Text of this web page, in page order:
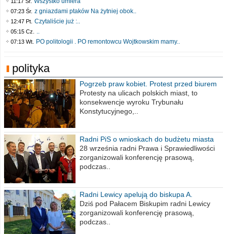
07:23 Śr. z gniazdami ptaków Na żytniej obok..
12:47 Pt. Czytaliście już :..
05:15 Cz. ..
07:13 Wt. PO politologii . PO remontowcu Wojtkowskim mamy..
polityka
Pogrzeb praw kobiet. Protest przed biurem
poselskim PiS
Protesty na ulicach polskich miast, to
konsekwencje wyroku Trybunału
Konstytucyjnego,..
Radni PiS o wnioskach do budżetu miasta
na 2021 rok
28 września radni Prawa i Sprawiedliwości
zorganizowali konferencję prasową,
podczas..
Radni Lewicy apelują do biskupa A.
Wiesława Meringa
Dziś pod Pałacem Biskupim radni Lewicy
zorganizowali konferencję prasową,
podczas..